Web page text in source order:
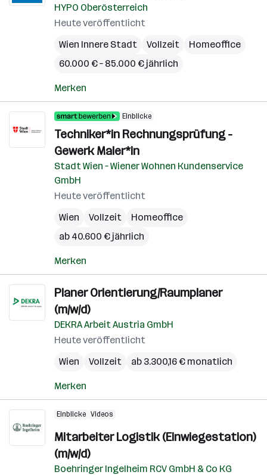
HYPO Oberösterreich
Heute veröffentlicht
Wien Innere Stadt
Vollzeit
Homeoffice
60.000 € – 85.000 € jährlich
Merken
Einblicke
Techniker*in Rechnungsprüfung -
Gewerk Maler*in
Stadt Wien – Wiener Wohnen Kundenservice
GmbH
Heute veröffentlicht
Wien
Vollzeit
Homeoffice
ab 40.600 € jährlich
Merken
Planer Orientierung/Raumplaner
(m/w/d)
DEKRA Arbeit Austria GmbH
Heute veröffentlicht
Wien
Vollzeit ab 3.300,16 € monatlich
Merken
Einblicke Videos
Mitarbeiter Logistik (Einwiegestation)
(m/w/d)
Boehringer Ingelheim RCV GmbH & Co KG